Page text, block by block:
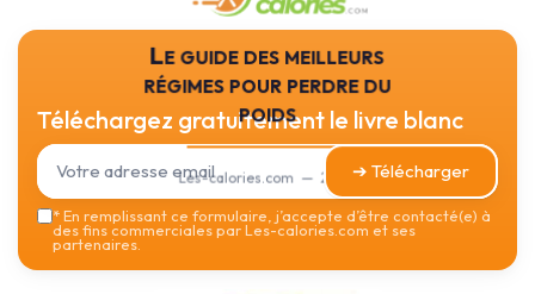
Le guide des meilleurs
régimes pour perdre du
poids
Les-calories.com — 2026
Téléchargez gratuitement le livre blanc
➔ Télécharger
*En remplissant ce formulaire, j’accepte d’être contacté(e) à
des fins commerciales par Les-calories.com et ses
partenaires.